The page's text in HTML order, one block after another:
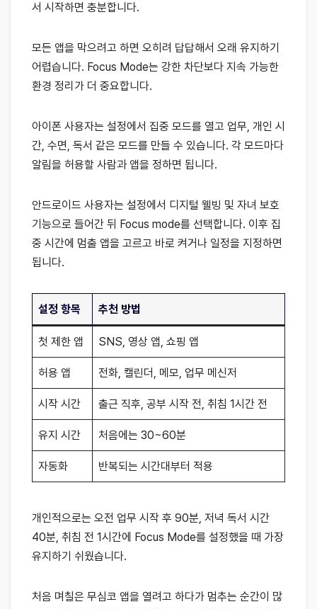
서 시작하면 충분합니다.
모든 앱을 막으려고 하면 오히려 답답해서 오래 유지하기
어렵습니다. Focus Mode는 강한 차단보다 지속 가능한
환경 정리가 더 중요합니다.
아이폰 사용자는 설정에서 집중 모드를 열고 업무, 개인 시
간, 수면, 독서 같은 모드를 만들 수 있습니다. 각 모드마다
알림을 허용할 사람과 앱을 정하면 됩니다.
안드로이드 사용자는 설정에서 디지털 웰빙 및 자녀 보호
기능으로 들어간 뒤 Focus mode를 선택합니다. 이후 집
중 시간에 멈출 앱을 고르고 바로 켜거나 일정을 지정하면
됩니다.
설정 항목 추천 방법
첫 제한 앱 SNS, 영상 앱, 쇼핑 앱
허용 앱 전화, 캘린더, 메모, 업무 메신저
시작 시간 출근 직후, 공부 시작 전, 취침 1시간 전
유지 시간 처음에는 30~60분
자동화 반복되는 시간대부터 적용
개인적으로는 오전 업무 시작 후 90분, 저녁 독서 시간
40분, 취침 전 1시간에 Focus Mode를 설정했을 때 가장
유지하기 쉬웠습니다.
처음 며칠은 무심코 앱을 열려고 하다가 멈추는 순간이 많